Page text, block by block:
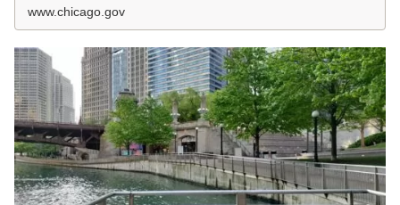
www.chicago.gov